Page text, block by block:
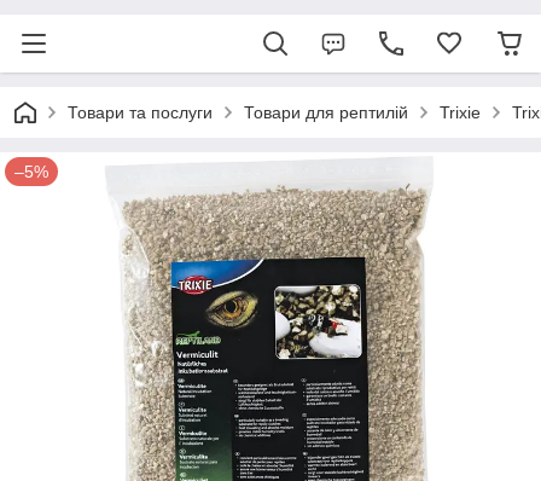
Товари та послуги Товари для рептилій Trixie
–5%